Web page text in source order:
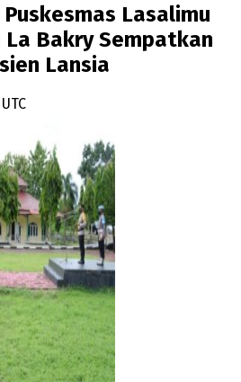
Puskesmas Lasalimu
Bakry Sempatkan
Lansia